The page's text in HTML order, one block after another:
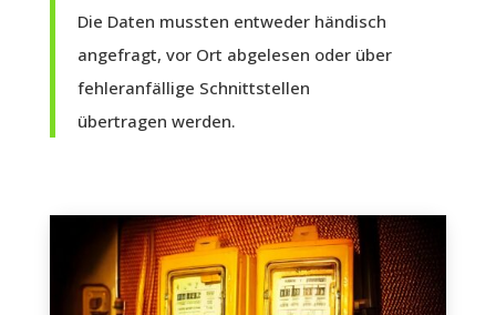
Die Daten mussten entweder händisch
angefragt, vor Ort abgelesen oder über
fehleranfällige Schnittstellen
übertragen werden.